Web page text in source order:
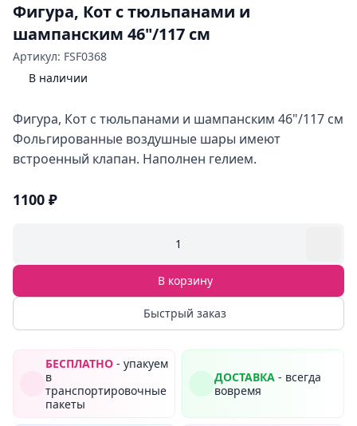
Фигура, Кот с тюльпанами и
шампанским 46"/117 см
Артикул: FSF0368
В наличии
Фигура, Кот с тюльпанами и шампанским 46"/117 см
Фольгированные воздушные шары имеют
встроенный клапан. Наполнен гелием.
1100 ₽
1
В корзину
Быстрый заказ
БЕСПЛАТНО - упакуем
в
транспортировочные
пакеты
ДОСТАВКА - всегда
вовремя